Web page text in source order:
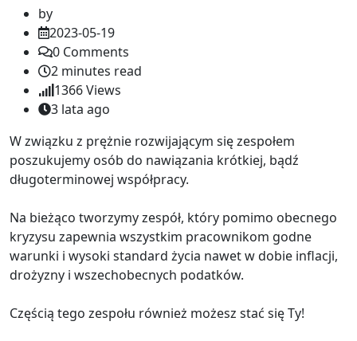
by
2023-05-19
0 Comments
2 minutes read
1366Views
3 lata ago
W związku z prężnie rozwijającym się zespołem
poszukujemy osób do nawiązania krótkiej, bądź
długoterminowej współpracy.
Na bieżąco tworzymy zespół, który pomimo obecnego
kryzysu zapewnia wszystkim pracownikom godne
warunki i wysoki standard życia nawet w dobie inflacji,
drożyzny i wszechobecnych podatków.
Częścią tego zespołu również możesz stać się Ty!